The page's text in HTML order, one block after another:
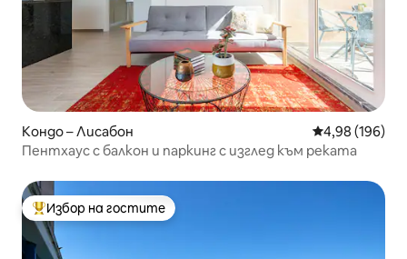
Кондо – Лисабон Средна
4,98 (196)
Пентхаус с балкон и паркинг с изглед към реката
Най-популярен избор на гостите
Избор на гостите